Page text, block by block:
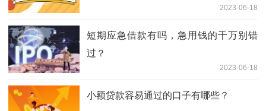
2023-06-18
短期应急借款有吗，急用钱的千万别错
过？
2023-06-18
小额贷款容易通过的口子有哪些？